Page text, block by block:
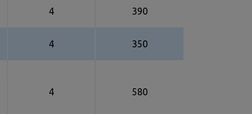
4 390
4 350
4 580